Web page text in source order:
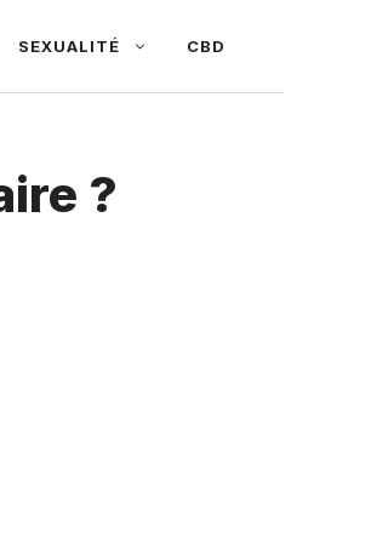
SEXUALITÉ CBD
?